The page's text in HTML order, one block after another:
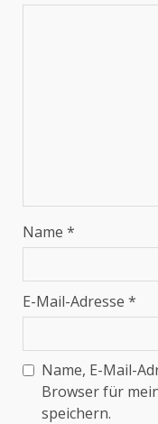
Name *
E-Mail-Adresse *
Name, E-Mail-
Browser für
speichern.